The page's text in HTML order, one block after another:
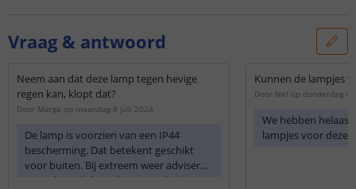
Vraag & antwoord
Neem aan dat deze lamp tegen hevige
regen kan, klopt dat?
Door Marga op maandag 8 juli 2024
De lamp is voorzien van een IP44
bescherming. Dat betekent geschikt
voor buiten. Bij extreem weer adviseren
we wel om de lamp binnen te halen.
Kunnen de lampjes
Door Nel op donderdag 4
We hebben helaas
lampjes voor deze